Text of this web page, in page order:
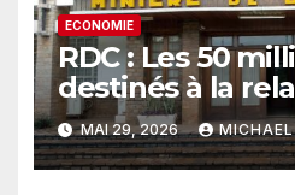
ECONOMIE
RDC : Les 50
destinés à la
MIBA
préalable
MAI 29, 2026